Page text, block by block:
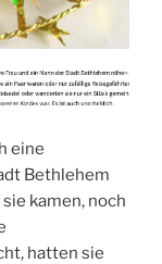
eine
Bethlehem
kamen, noch
hatten sie